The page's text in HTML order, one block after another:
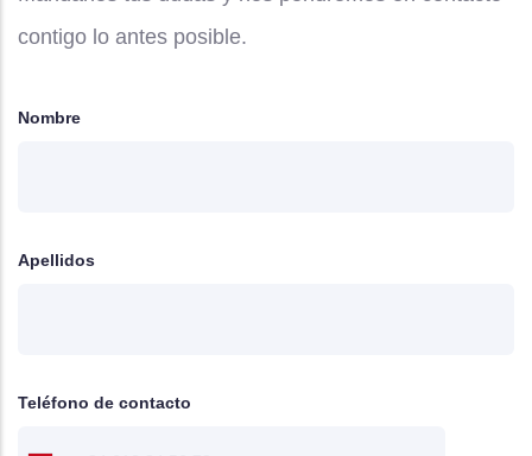
contigo lo antes posible.
Nombre
Apellidos
Teléfono de contacto